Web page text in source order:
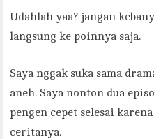
Udahlah yaa? jangan
langsung ke poinnya saja.
Saya nggak suka sama
aneh. Saya nonton dua
pengen cepet selesai
ceritanya.